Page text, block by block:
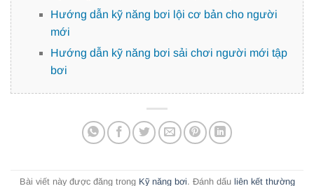
Hướng dẫn kỹ năng bơi lội cơ bản cho người
mới
Hướng dẫn kỹ năng bơi sải chơi người mới tập
bơi
Bài viết này được đăng trong Kỹ năng bơi. Đánh dấu liên kết thường